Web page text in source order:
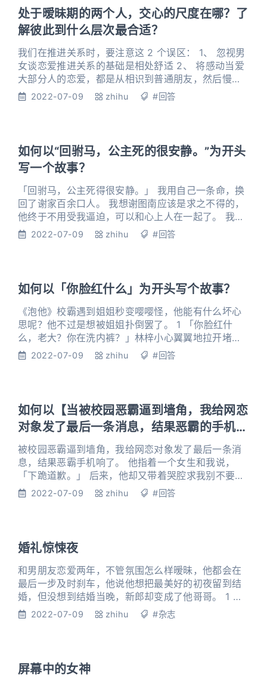
很明显，这是他的报复。 由于清洗和换鞋，侯炜耽误
了时间，迟到了。到达
处于暧昧期的两个人，交心的尺度在哪？了
解彼此到什么层次最合适？
我们在推进关系时，要注意这 2 个误区： 1、 忽视男
女谈恋爱推进关系的基础是相处舒适 2、 将感动当爱
大部分人的恋爱，都是从相识到普通朋友，然后慢慢
发展熟悉，再升温关系到情侣阶段的。 今天这篇，我
系的小伙伴有福了！ 先说第一个：舒适，这是推进关
系的基础 你为
2022-07-09 zhihu #回答
如何以“回驸马，公主死的很安静。”为开头
写一个故事？
「回驸马，公主死得很安静。」 我用自己一条命，换
回了谢家百余口人。 我想谢图南应该是求之不得的，
他终于不用受我逼迫，可以和心上人在一起了。 我看
着他拆开我的绝笔信，边哭边还咬牙切齿，「你以为
为我的确是死了。 谢图南闻言，放下了手里的棋子，
没有什么多余的表
2022-07-09 zhihu #回答
如何以「你脸红什么」为开头写个故事？
《泡他》校霸遇到姐姐秒变嘤嘤怪，他能有什么坏心
思呢？他不过是想被姐姐扑倒罢了。 1 「你脸红什
么，老大？你在洗内裤？」林梓小心翼翼地拉开堵在
厕所门口的楚辞。 这老大，大清早起来就躲厕所里，
杵在门口。 洗内裤？还脸红？ 天下奇谈！ 林梓瞟了
一眼楚辞，他朝着自己
2022-07-09 zhihu #回答
如何以【当被校园恶霸逼到墙角，我给网恋
对象发了最后一条消息，结果恶霸的手机响
了】为开头写一篇故事
被校园恶霸逼到墙角，我给网恋对象发了最后一条消
息，结果恶霸手机响了。 他指着一个女生和我说，
「下跪道歉。」 后来，他却又带着哭腔求我别不要
他，我看着他嘴角的淤青，只觉得想笑。 「你知道
点事情，晚点再和你打游戏。】 昏黄的路灯洒下，只
在拐角处投下一片光明
2022-07-09 zhihu #回答
婚礼惊悚夜
和男朋友恋爱两年，不管氛围怎么样暧昧，他都会在
最后一步及时刹车，他说他想把最美好的初夜留到结
婚，但没想到结婚当晚，新郎却变成了他哥哥。 1 许
悌杰的家乡偏远落后，这些罗燕早就知道，也已经做
寒问暖，格外殷勤。 酒足饭饱后，许母从房间里捧出
一个古朴的盒子，拿出其
2022-07-09 zhihu #杂志
屏幕中的女神